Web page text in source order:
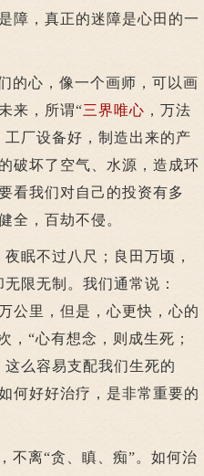
障，真正的迷障是心田的一
的心，像一个画师，可以画
来，所谓“三界唯心 ，万法
厂设备好，制造出来的产
破坏了空气、水源，造成环
看我们对自己的投资有多
全，百劫不侵。
眠不过八尺；良田万顷，
限无制。我们通常说：
公里，但是，心更快，心的
，“心有想念，则成生死；
么容易支配我们生死的
何好好治疗，是非常重要的
离“贪、瞋、痴”。如何治